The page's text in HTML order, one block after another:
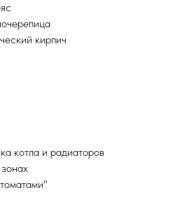
кирпич
котла и радиаторов